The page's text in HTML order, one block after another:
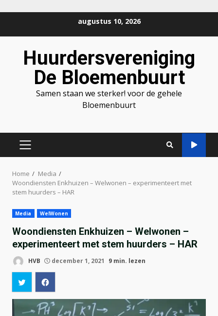
inhoud
augustus 10, 2026
Huurdersvereniging
De Bloemenbuurt
Samen staan we sterker! voor de gehele
Bloemenbuurt
PRIMAIR
Home
Media
Woondiensten Enkhuizen – Welwonen – experimenteert met
stem huurders – HAR
Media WelWonen
Woondiensten Enkhuizen – Welwonen –
experimenteert met stem huurders – HAR
HVB december 1, 2021 9 min. lezen